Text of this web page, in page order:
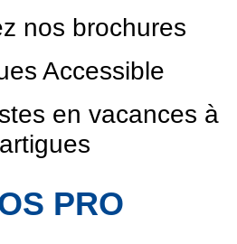
nos brochures
Accessible
en vacances à
PRO